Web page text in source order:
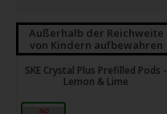
Außerhalb der Reichweite
von Kindern aufbewahren
SKE Crystal Plus Prefilled Pods -
Lemon & Lime